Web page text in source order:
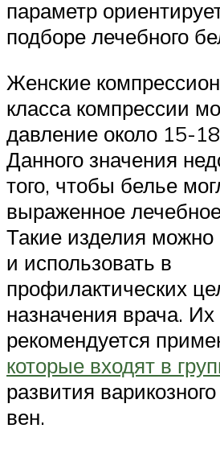
параметр
подборе лечебного
Женские
класса компрессии
давление около 15-
Данного значения
того, чтобы белье
выраженное
Такие изделия можно
и использовать в
профилактических
назначения врача. Их
рекомендуется
которые входят в
развития
вен.